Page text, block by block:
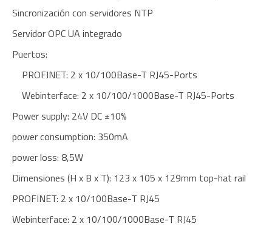
Sincronización con servidores NTP
Servidor OPC UA integrado
Puertos:
PROFINET: 2 x 10/100Base-T RJ45-Ports
Webinterface: 2 x 10/100/1000Base-T RJ45-Ports
Power supply: 24V DC ±10%
power consumption: 350mA
power loss: 8,5W
Dimensiones (H x B x T): 123 x 105 x 129mm top-hat rail
PROFINET: 2 x 10/100Base-T RJ45
Webinterface: 2 x 10/100/1000Base-T RJ45